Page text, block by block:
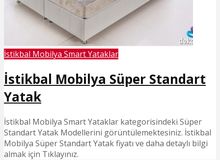
İstikbal Mobilya Smart Yataklar
İstikbal Mobilya Süper Standart
Yatak
İstikbal Mobilya Smart Yataklar kategorisindeki Süper
Standart Yatak Modellerini görüntülemektesiniz. İstikbal
Mobilya Süper Standart Yatak fiyatı ve daha detaylı bilgi
almak için Tıklayınız.